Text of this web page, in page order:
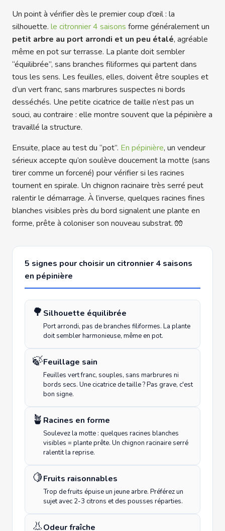
Un point à vérifier dès le premier coup d’œil : la
silhouette. le citronnier 4 saisons forme généralement un
petit arbre au port arrondi et un peu étalé, agréable
même en pot sur terrasse. La plante doit sembler
“équilibrée”, sans branches filiformes qui partent dans
tous les sens. Les feuilles, elles, doivent être souples et
d’un vert franc, sans marbrures suspectes ni bords
desséchés. Une petite cicatrice de taille n’est pas un
souci, au contraire : elle montre souvent que la pépinière a
travaillé la structure.
Ensuite, place au test du “pot”. En pépinière, un vendeur
sérieux accepte qu’on soulève doucement la motte (sans
tirer comme un forcené) pour vérifier si les racines
tournent en spirale. Un chignon racinaire très serré peut
ralentir le démarrage. À l’inverse, quelques racines fines
blanches visibles près du bord signalent une plante en
forme, prête à coloniser son nouveau substrat. 🧤
5 signes pour choisir un citronnier 4 saisons
en pépinière
🌳 Silhouette équilibrée
Port arrondi, pas de branches filiformes. La plante
doit sembler harmonieuse, même en pot.
🍃Feuillage sain
Feuilles vert franc, souples, sans marbrures ni
bords secs. Une cicatrice de taille ? Pas grave, c'est
bon signe.
🪴 Racines en forme
Soulevez la motte : quelques racines blanches
visibles = plante prête. Un chignon racinaire serré
ralentit la reprise.
🍋Fruits raisonnables
Trop de fruits épuise un jeune arbre. Préférez un
sujet avec 2-3 citrons et des pousses réparties.
👃Odeur fraîche